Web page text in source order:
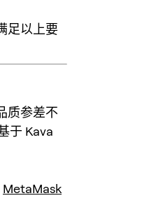
足以上要
质参差不
于 Kava
MetaMask